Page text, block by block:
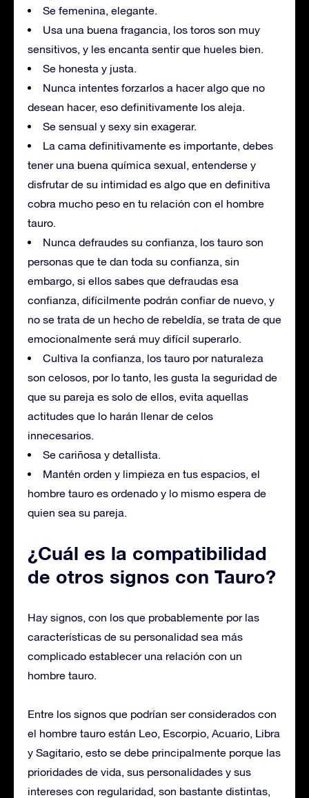
Se femenina, elegante.
Usa una buena fragancia, los toros son muy
sensitivos, y les encanta sentir que hueles bien.
Se honesta y justa.
Nunca intentes forzarlos a hacer algo que no
desean hacer, eso definitivamente los aleja.
Se sensual y sexy sin exagerar.
La cama definitivamente es importante, debes
tener una buena química sexual, entenderse y
disfrutar de su intimidad es algo que en definitiva
cobra mucho peso en tu relación con el hombre
tauro.
Nunca defraudes su confianza, los tauro son
personas que te dan toda su confianza, sin
embargo, si ellos sabes que defraudas esa
confianza, difícilmente podrán confiar de nuevo, y
no se trata de un hecho de rebeldía, se trata de que
emocionalmente será muy difícil superarlo.
Cultiva la confianza, los tauro por naturaleza
son celosos, por lo tanto, les gusta la seguridad de
que su pareja es solo de ellos, evita aquellas
actitudes que lo harán llenar de celos
innecesarios.
Se cariñosa y detallista.
Mantén orden y limpieza en tus espacios, el
hombre tauro es ordenado y lo mismo espera de
quien sea su pareja.
¿Cuál es la compatibilidad
de otros signos con Tauro?
Hay signos, con los que probablemente por las
características de su personalidad sea más
complicado establecer una relación con un
hombre tauro.
Entre los signos que podrían ser considerados con
el hombre tauro están Leo, Escorpio, Acuario, Libra
y Sagitario, esto se debe principalmente porque las
prioridades de vida, sus personalidades y sus
intereses con regularidad, son bastante distintas,